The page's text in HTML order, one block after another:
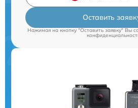
Оставить
Нажимая на кнопку "Оставить заявку" Вы